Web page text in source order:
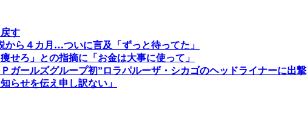
す
から４カ月…ついに言及「ずっと待ってた」
ろ」との指摘に「お金は大事に使って」
ガールズグループ初”ロラパルーザ・シカゴのヘッドライナーに出撃
らせを伝え申し訳ない」